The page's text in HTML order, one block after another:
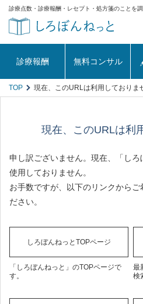
診療点数・診療報酬・レセプト・処方箋のことを
診療報酬 無料コンサル
TOP 現在、このURLは利用しておりま
現在、このURLは利
申し訳ございません。現在、「し
使用しておりません。
お手数ですが、以下のリンクからご
ださい。
しろぼんねっとTOPページ
「しろぼんねっと」のTOPページで
す。
最
検